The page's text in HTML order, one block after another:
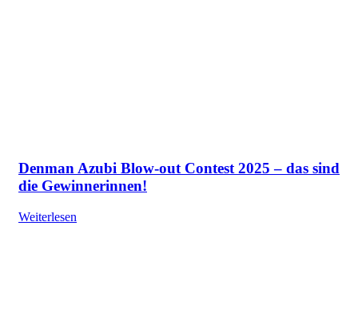
Denman Azubi Blow-out Contest 2025 – das sind
die Gewinnerinnen!
Weiterlesen